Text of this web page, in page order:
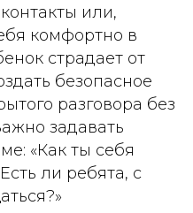
или,
комфортно в
страдает от
безопасное
разговора без
задавать
«Как ты себя
ли ребята, с